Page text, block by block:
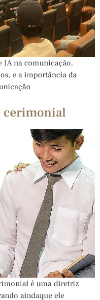
IA na comunicação,
e a importância da
cerimonial
é uma diretriz
aindaque ele